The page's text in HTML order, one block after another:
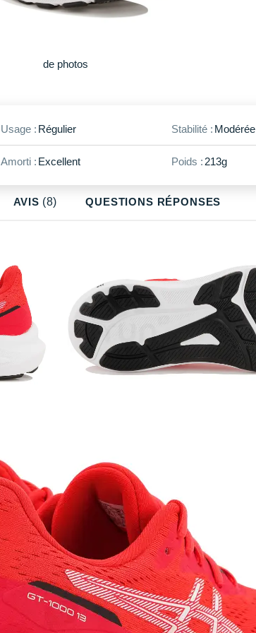
AVIS (8) QUESTIONS RÉPONSES
Usage : Régulier Stabilité : Modérée
Amorti : Excellent Poids : 213g
Plus
de photos